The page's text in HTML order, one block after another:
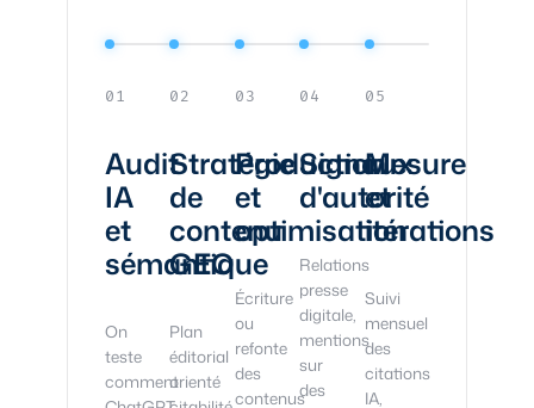
01
Audit
IA
et
sémantique
On
teste
comment
02
Stratégie
de
contenu
GEO
Plan
éditorial
orienté
03
Production
et
optimisation
Écriture
ou
refonte
des
contenus
04
Signaux
d'autorité
Relations
presse
digitale,
mentions
sur
des
05
Mesure
et
itérations
Suivi
mensuel
des
citations
IA,